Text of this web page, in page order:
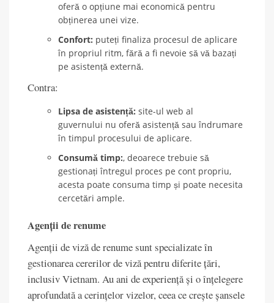
oferă o opțiune mai economică pentru
obținerea unei vize.
Confort: puteți finaliza procesul de aplicare
în propriul ritm, fără a fi nevoie să vă bazați
pe asistență externă.
Contra:
Lipsa de asistență: site-ul web al
guvernului nu oferă asistență sau îndrumare
în timpul procesului de aplicare.
Consumă timp:, deoarece trebuie să
gestionați întregul proces pe cont propriu,
acesta poate consuma timp și poate necesita
cercetări ample.
Agenții de renume
Agenții de viză de renume sunt specializate în
gestionarea cererilor de viză pentru diferite țări,
inclusiv Vietnam. Au ani de experiență și o înțelegere
aprofundată a cerințelor vizelor, ceea ce crește șansele